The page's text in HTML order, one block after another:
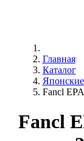
Главная
Каталог
Fancl
Fancl